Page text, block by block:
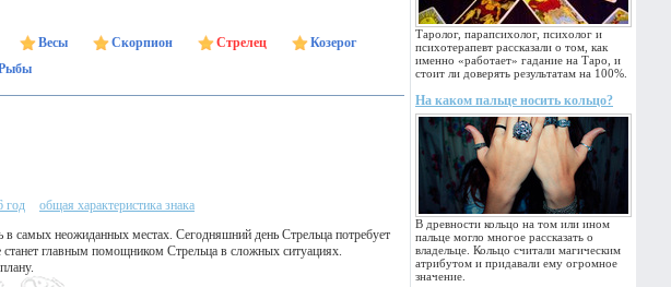
Таролог, парапсихолог, психолог и
психотерапевт рассказали о том, как
именно «работает» гадание на Таро, и
стоит ли доверять результатам на 100%.
На каком пальце носить кольцо?
В древности кольцо на том или ином
пальце могло многое рассказать о
владельце. Кольцо считали магическим
атрибутом и придавали ему огромное
значение.
Весы Скорпион Стрелец
Козерог
год
общая характеристика знака
в самых неожиданных местах. Сегодняшний день Стрельца потребует
главным помощником Стрельца в сложных ситуациях.